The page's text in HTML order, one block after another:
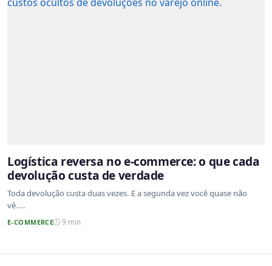
Logística reversa no e-commerce: o que cada
devolução custa de verdade
Toda devolução custa duas vezes. E a segunda vez você quase não
vê....
E-COMMERCE 9 min